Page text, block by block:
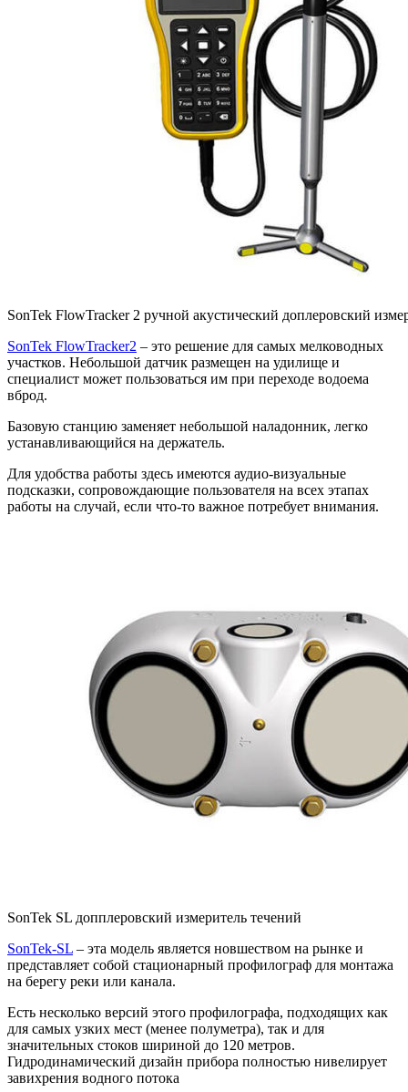
SonTek FlowTracker 2 ручной акустический доплеровский
SonTek FlowTracker2 – это решение для самых мелководных
участков. Небольшой датчик размещен на удилище и
специалист может пользоваться им при переходе водоема
вброд.
Базовую станцию заменяет небольшой наладонник, легко
устанавливающийся на держатель.
Для удобства работы здесь имеются аудио-визуальные
подсказки, сопровождающие пользователя на всех этапах
работы на случай, если что-то важное потребует внимания.
SonTek SL допплеровский измеритель течений
SonTek-SL – эта модель является новшеством на рынке и
представляет собой стационарный профилограф для монтажа
на берегу реки или канала.
Есть несколько версий этого профилографа, подходящих как
для самых узких мест (менее полуметра), так и для
значительных стоков шириной до 120 метров.
Гидродинамический дизайн прибора полностью нивелирует
завихрения водного потока